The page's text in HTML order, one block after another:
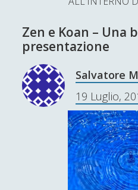
Contatti & Collabora!
La nostra storia
t
f
o
u
t
u
CERCA
e
a
SUPPORT US
Se apprezzi il nostro lavoro,
donazione tramite PayPal!
Zen e Koan – Una
presentazione
Salvatore
19 Luglio,